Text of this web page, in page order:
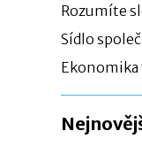
Rozumíte
Sídlo
Ekonomika